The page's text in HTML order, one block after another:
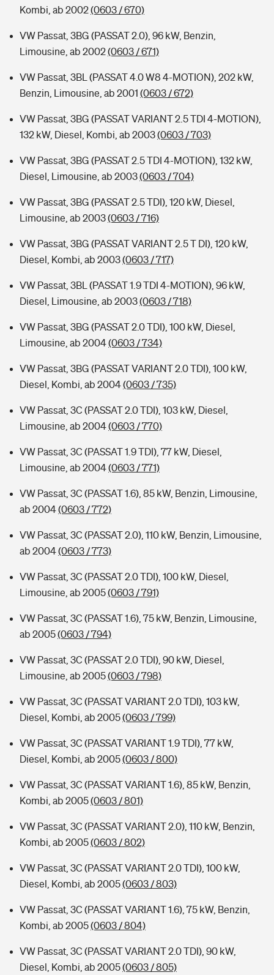
Kombi, ab 2002(0603 / 670)
VW Passat, 3BG (PASSAT 2.0), 96 kW, Benzin,
Limousine, ab 2002(0603 / 671)
VW Passat, 3BL (PASSAT 4.0 W8 4-MOTION), 202 kW,
Benzin, Limousine, ab 2001 (0603 / 672)
VW Passat, 3BG (PASSAT VARIANT 2.5 TDI 4-MOTION),
132 kW, Diesel, Kombi, ab 2003(0603 / 703)
VW Passat, 3BG (PASSAT 2.5 TDI 4-MOTION), 132 kW,
Diesel, Limousine, ab 2003(0603 / 704)
VW Passat, 3BG (PASSAT 2.5 TDI), 120 kW, Diesel,
Limousine, ab 2003(0603 / 716)
VW Passat, 3BG (PASSAT VARIANT 2.5 T DI), 120 kW,
Diesel, Kombi, ab 2003(0603 / 717)
VW Passat, 3BL (PASSAT 1.9 TDI 4-MOTION), 96 kW,
Diesel, Limousine, ab 2003(0603 / 718)
VW Passat, 3BG (PASSAT 2.0 TDI), 100 kW, Diesel,
Limousine, ab 2004(0603 / 734)
VW Passat, 3BG (PASSAT VARIANT 2.0 TDI), 100 kW,
Diesel, Kombi, ab 2004(0603 / 735)
VW Passat, 3C (PASSAT 2.0 TDI), 103 kW, Diesel,
Limousine, ab 2004(0603 / 770)
VW Passat, 3C (PASSAT 1.9 TDI), 77 kW, Diesel,
Limousine, ab 2004(0603 / 771)
VW Passat, 3C (PASSAT 1.6), 85 kW, Benzin, Limousine,
ab 2004(0603 / 772)
VW Passat, 3C (PASSAT 2.0), 110 kW, Benzin, Limousine,
ab 2004(0603 / 773)
VW Passat, 3C (PASSAT 2.0 TDI), 100 kW, Diesel,
Limousine, ab 2005(0603 / 791)
VW Passat, 3C (PASSAT 1.6), 75 kW, Benzin, Limousine,
ab 2005(0603 / 794)
VW Passat, 3C (PASSAT 2.0 TDI), 90 kW, Diesel,
Limousine, ab 2005(0603 / 798)
VW Passat, 3C (PASSAT VARIANT 2.0 TDI), 103 kW,
Diesel, Kombi, ab 2005(0603 / 799)
VW Passat, 3C (PASSAT VARIANT 1.9 TDI), 77 kW,
Diesel, Kombi, ab 2005(0603 / 800)
VW Passat, 3C (PASSAT VARIANT 1.6), 85 kW, Benzin,
Kombi, ab 2005(0603 / 801)
VW Passat, 3C (PASSAT VARIANT 2.0), 110 kW, Benzin,
Kombi, ab 2005(0603 / 802)
VW Passat, 3C (PASSAT VARIANT 2.0 TDI), 100 kW,
Diesel, Kombi, ab 2005(0603 / 803)
VW Passat, 3C (PASSAT VARIANT 1.6), 75 kW, Benzin,
Kombi, ab 2005(0603 / 804)
VW Passat, 3C (PASSAT VARIANT 2.0 TDI), 90 kW,
Diesel, Kombi, ab 2005(0603 / 805)